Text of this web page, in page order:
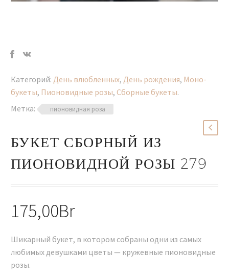
Категорий: День влюбленных, День рождения, Моно-
букеты, Пионовидные розы, Сборные букеты.
Метка:
пионовидная роза
БУКЕТ СБОРНЫЙ ИЗ
ПИОНОВИДНОЙ РОЗЫ 279
175,00Br
Шикарный букет, в котором собраны одни из самых
любимых девушками цветы — кружевные пионовидные
розы.